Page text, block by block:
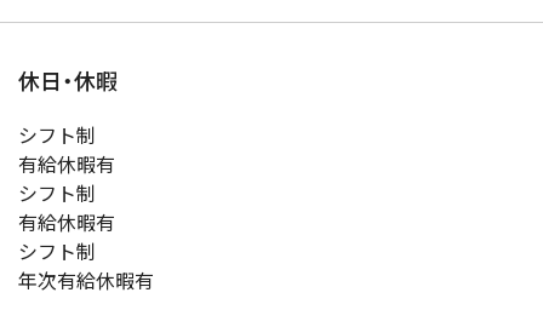
休日・休暇
シフト制
有給休暇有
シフト制
有給休暇有
シフト制
年次有給休暇有